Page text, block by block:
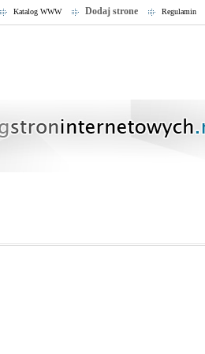
Regulamin
Dodaj strone
Katalog WWW